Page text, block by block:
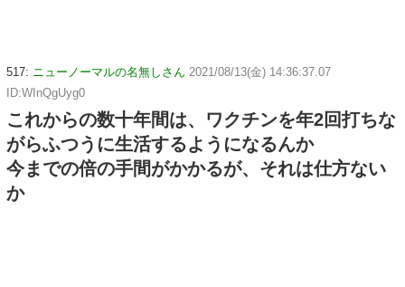
517: ニューノーマルの名無しさん 2021/08/13(金) 14:36:37.07
ID:WInQgUyg0
これからの数十年間は、ワクチンを年2回打ちな
がらふつうに生活するようになるんか
今までの倍の手間がかかるが、それは仕方ない
か